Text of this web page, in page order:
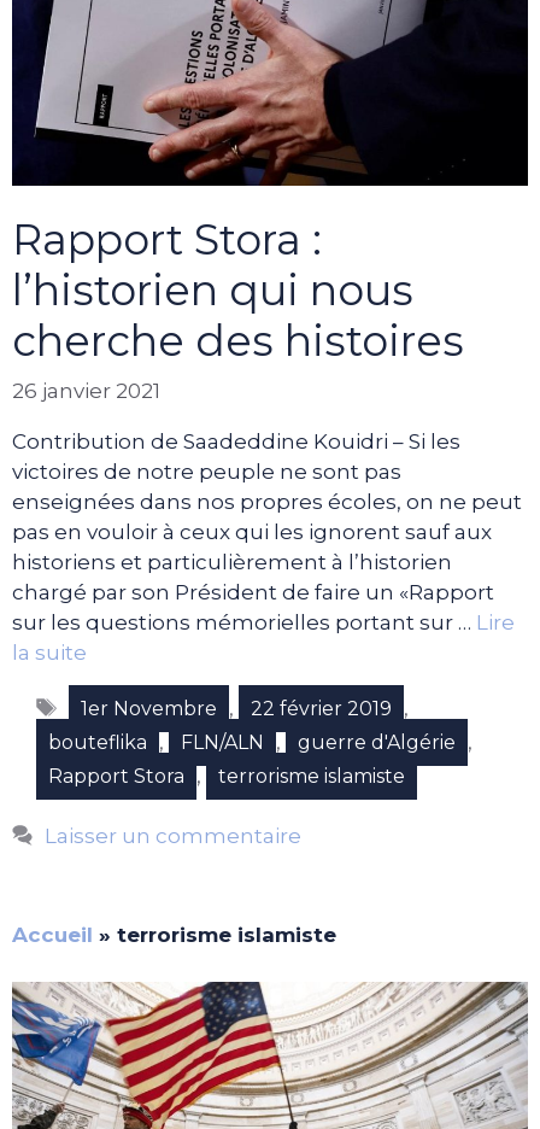
Rapport Stora :
l’historien qui nous
cherche des histoires
26 janvier 2021
Contribution de Saadeddine Kouidri – Si les
victoires de notre peuple ne sont pas
enseignées dans nos propres écoles, on ne peut
pas en vouloir à ceux qui les ignorent sauf aux
historiens et particulièrement à l’historien
chargé par son Président de faire un «Rapport
sur les questions mémorielles portant sur … Lire
la suite
Étiquettes
1er Novembre , 22 février 2019 ,
bouteflika , FLN/ALN , guerre d'Algérie ,
Rapport Stora , terrorisme islamiste
Laisser un commentaire
Accueil » terrorisme islamiste